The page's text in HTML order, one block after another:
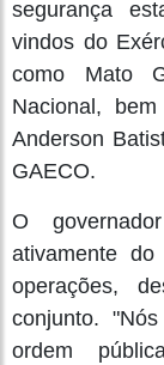
segurança
vindos do
como Mato
Nacional,
Anderson
GAECO.
O
ativamente do
operações,
conjunto.
ordem